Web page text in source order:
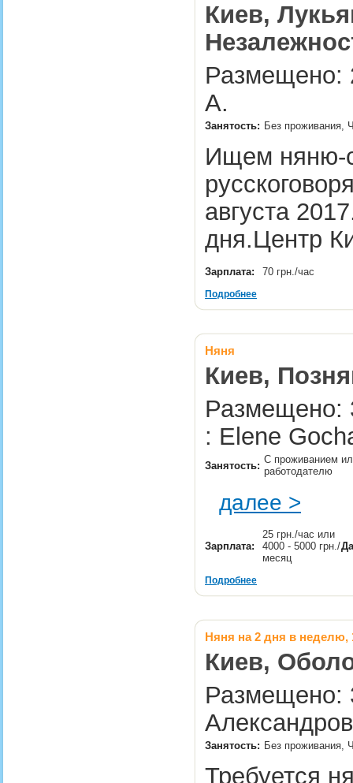
Киев,
Размещено:
A.
Занятость: Без проживания,
Ищем няню-
августа
дня.Центр
Зарплата: 70 грн./час
Подробнее
Няня
Киев,
Размещено:
: Elene
Занятость:
С проживанием
работодателю
далее >
Зарплата:
25 грн./час или
4000 - 5000 грн./
месяц
Подробнее
Няня на 2 дня в неделю,
Киев,
Размещено:
Занятость: Без проживания,
Требуется